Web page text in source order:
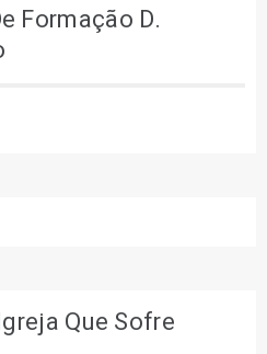
Formação D.
Que Sofre